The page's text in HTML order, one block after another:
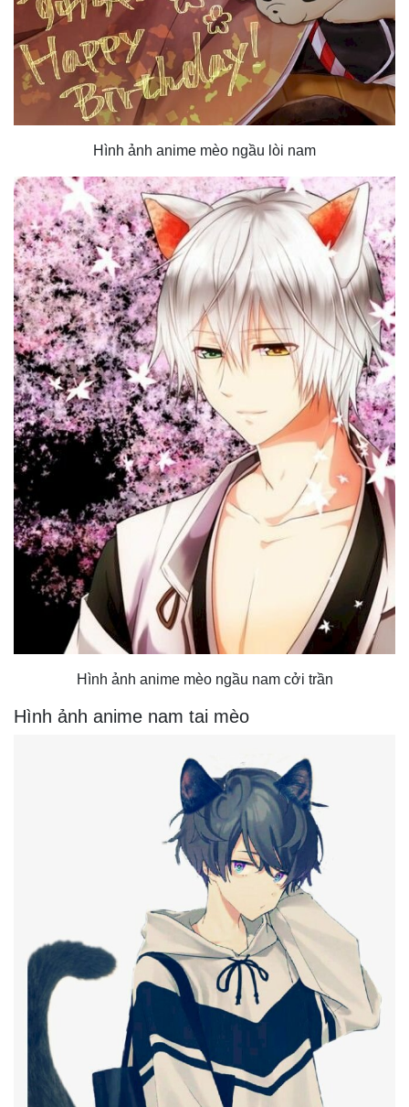
Hình ảnh anime mèo ngầu lòi nam
Hình ảnh anime mèo ngầu nam cởi trần
Hình ảnh anime nam tai mèo